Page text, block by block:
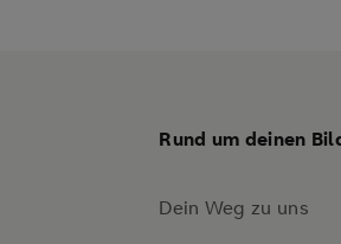
Rund um deinen
Dein Weg zu uns